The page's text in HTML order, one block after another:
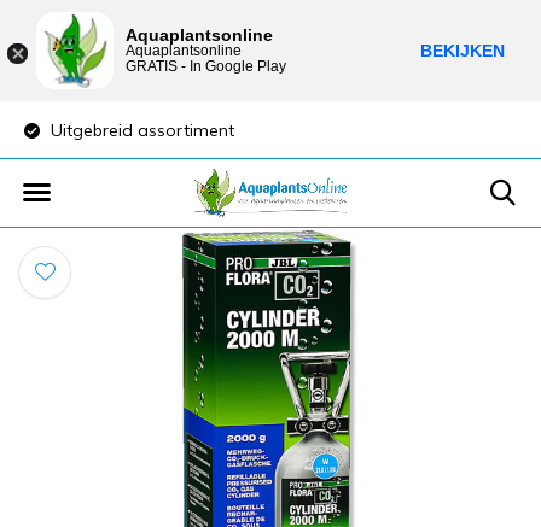
Uitgebreid assortiment
Aquaplantsonline
Aquaplantsonline
GRATIS - In Google Play
BEKIJKEN